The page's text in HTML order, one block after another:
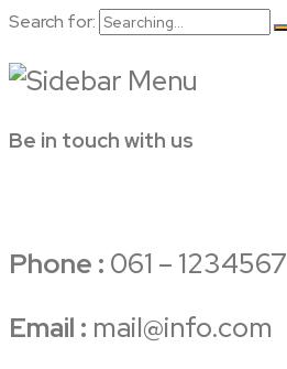
Search for:
Be in touch with us
Phone : 061 – 1234567
Email : mail@info.com